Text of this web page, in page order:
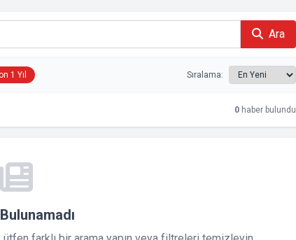
Ara
1 Yıl Sıralama:
0 haber bulundu